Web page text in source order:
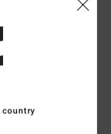
country